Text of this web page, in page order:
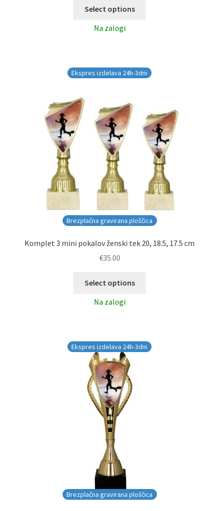
Select options
Na zalogi
Brezplačna gravirana ploščica
Ekspres izdelava 24h-3dni
Komplet 3 mini pokalov ženski tek 20, 18.5, 17.5 cm
€35.00
Select options
Na zalogi
Brezplačna gravirana ploščica
Ekspres izdelava 24h-3dni